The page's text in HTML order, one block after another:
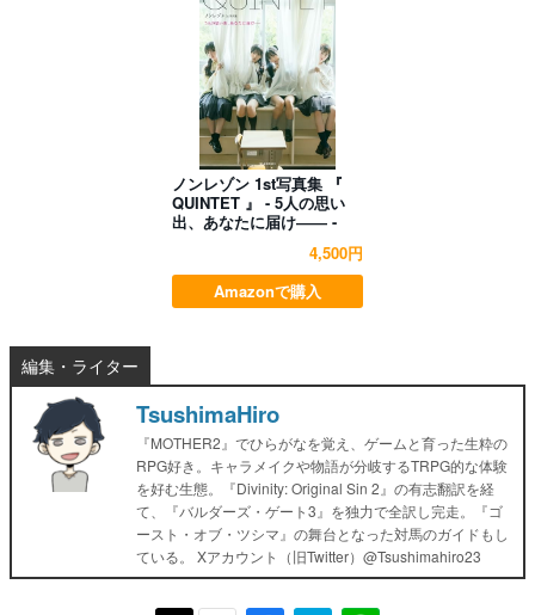
ノンレゾン 1st写真集 『
QUINTET 』 - 5人の思い
出、あなたに届け―― -
4,500円
Amazonで購入
編集・ライター
TsushimaHiro
『MOTHER2』でひらがなを覚え、ゲームと育った生粋の
RPG好き。キャラメイクや物語が分岐するTRPG的な体験
を好む生態。『Divinity: Original Sin 2』の有志翻訳を経
て、『バルダーズ・ゲート3』を独力で全訳し完走。『ゴ
ースト・オブ・ツシマ』の舞台となった対馬のガイドもし
ている。 Xアカウント（旧Twitter）@Tsushimahiro23